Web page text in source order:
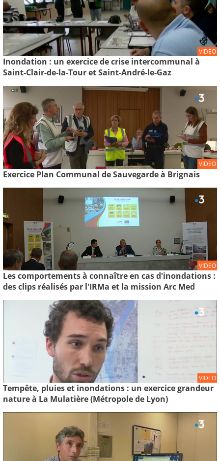
VIDEO
Inondation : un exercice de crise intercommunal à
Saint-Clair-de-la-Tour et Saint-André-le-Gaz
VIDEO
Exercice Plan Communal de Sauvegarde à Brignais
VIDEO
Les comportements à connaître en cas d'inondations :
des clips réalisés par l'IRMa et la mission Arc Med
VIDEO
Tempête, pluies et inondations : un exercice grandeur
nature à La Mulatière (Métropole de Lyon)